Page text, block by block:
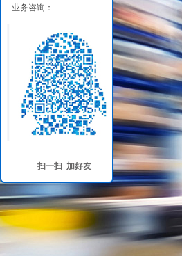
业务咨询：
扫一扫 加好友